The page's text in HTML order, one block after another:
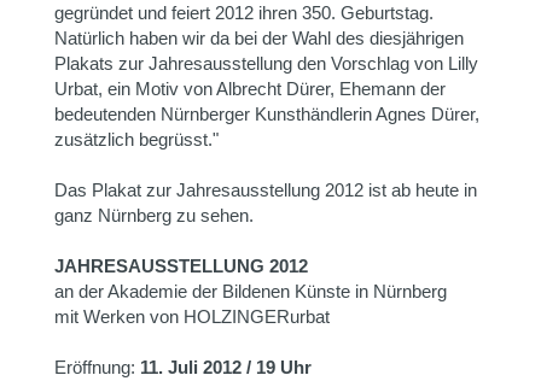
gegründet und feiert 2012 ihren 350. Geburtstag.
Natürlich haben wir da bei der Wahl des diesjährigen
Plakats zur Jahresausstellung den Vorschlag von Lilly
Urbat, ein Motiv von Albrecht Dürer, Ehemann der
bedeutenden Nürnberger Kunsthändlerin Agnes Dürer,
zusätzlich begrüsst."
Das Plakat zur Jahresausstellung 2012 ist ab heute in
ganz Nürnberg zu sehen.
JAHRESAUSSTELLUNG 2012
an der Akademie der Bildenen Künste in Nürnberg
mit Werken von HOLZINGERurbat
Eröffnung: 11. Juli 2012 / 19 Uhr